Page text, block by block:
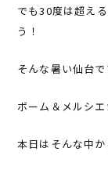
でも30度は超え
う！
そんな暑い仙台
ボーム＆メルシ
本日はそんな中